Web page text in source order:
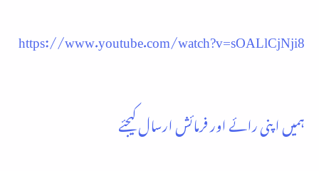
https://www.youtube.com/watch?v=sOALlCjNji8
ہمیں اپنی رائے اور فرمائش ارسال کیجئے